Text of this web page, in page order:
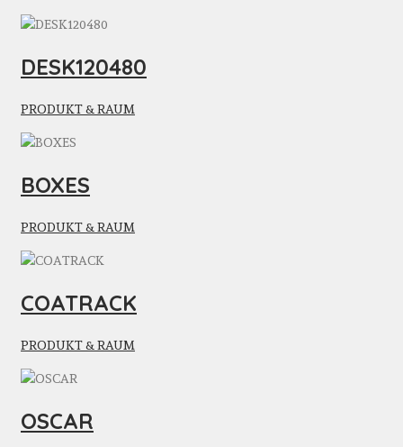
DESK120480
PRODUKT & RAUM
BOXES
PRODUKT & RAUM
COATRACK
PRODUKT & RAUM
OSCAR